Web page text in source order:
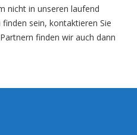
nicht in unseren laufend
sein, kontaktieren Sie
finden wir auch dann